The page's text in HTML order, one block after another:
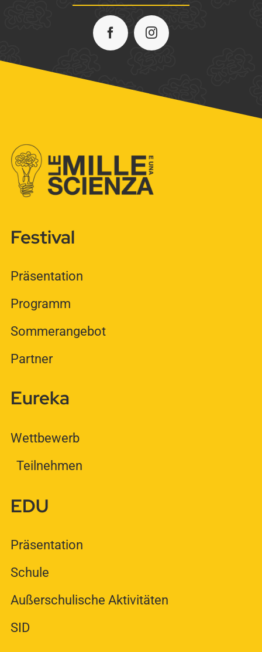
Festival
Präsentation
Programm
Sommerangebot
Partner
Eureka
Wettbewerb
Teilnehmen
EDU
Präsentation
Schule
Außerschulische Aktivitäten
SID